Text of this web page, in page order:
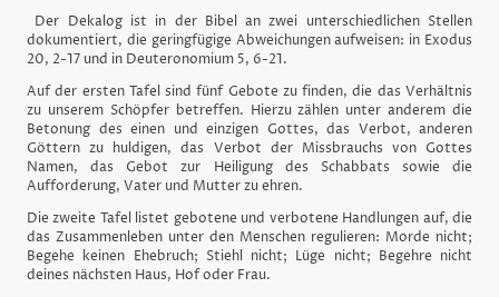
Der Dekalog ist in der Bibel an zwei unterschiedlichen Stellen
dokumentiert, die geringfügige Abweichungen aufweisen: in Exodus
20, 2-17 und in Deuteronomium 5, 6-21.
Auf der ersten Tafel sind fünf Gebote zu finden, die das Verhältnis
zu unserem Schöpfer betreffen. Hierzu zählen unter anderem die
Betonung des einen und einzigen Gottes, das Verbot, anderen
Göttern zu huldigen, das Verbot der Missbrauchs von Gottes
Namen, das Gebot zur Heiligung des Schabbats sowie die
Aufforderung, Vater und Mutter zu ehren.
Die zweite Tafel listet gebotene und verbotene Handlungen auf, die
das Zusammenleben unter den Menschen regulieren: Morde nicht;
Begehe keinen Ehebruch; Stiehl nicht; Lüge nicht; Begehre nicht
deines nächsten Haus, Hof oder Frau.